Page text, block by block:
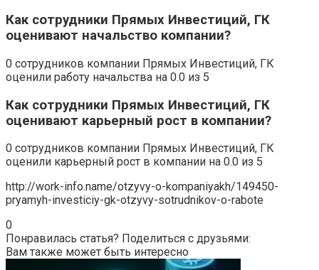
Как сотрудники Прямых Инвестиций, ГК
оценивают начальство компании?
0 сотрудников компании Прямых Инвестиций, ГК
оценили работу начальства на 0.0 из 5
Как сотрудники Прямых Инвестиций, ГК
оценивают карьерный рост в компании?
0 сотрудников компании Прямых Инвестиций, ГК
оценили карьерный рост в компании на 0.0 из 5
http://work-info.name/otzyvy-o-kompaniyakh/149450-
pryamyh-investiciy-gk-otzyvy-sotrudnikov-o-rabote
0
Понравилась статья? Поделиться с друзьями:
Вам также может быть интересно